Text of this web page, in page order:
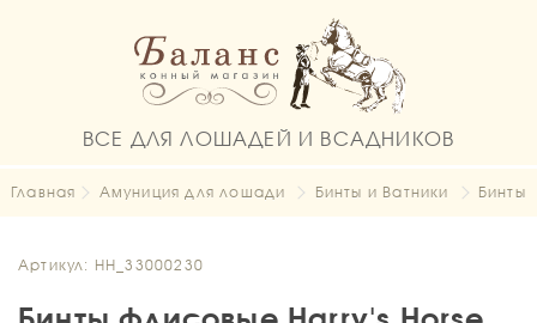
ВСЕ ДЛЯ ЛОШАДЕЙ И ВСАДНИКОВ
Главная Амуниция для лошади Бинты и Ватники Бинты
Артикул: HH_33000230